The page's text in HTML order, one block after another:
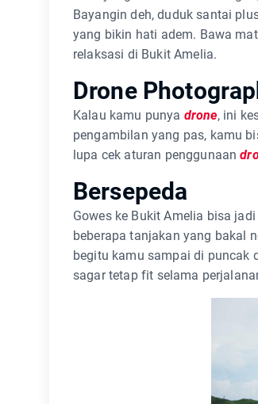
Bayangin deh, duduk santai
yang bikin hati adem. Bawa
relaksasi di Bukit Amelia.
Drone
Kalau kamu punya drone, ini
pengambilan yang pas, kamu
lupa cek aturan penggunaan
Bersepeda
Gowes ke Bukit Amelia bisa
beberapa tanjakan yang bakal
begitu kamu sampai di puncak
sagar tetap fit selama